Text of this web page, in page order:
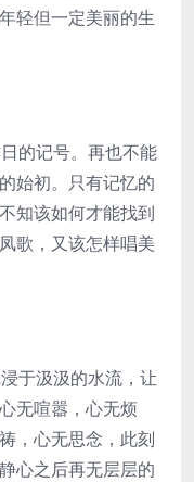
轻但一定美丽的生
的记号。再也不能
始初。只有记忆的
知该如何才能找到
歌，又该怎样唱美
于汲汲的水流，让
无喧嚣，心无烦
，心无思念，此刻
心之后再无层层的